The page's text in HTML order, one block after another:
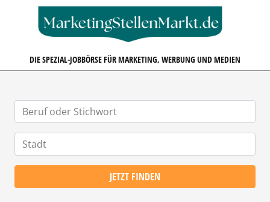
DIE SPEZIAL-JOBBÖRSE FÜR MARKETING, WERBUNG UND MEDIEN
JETZT FINDEN